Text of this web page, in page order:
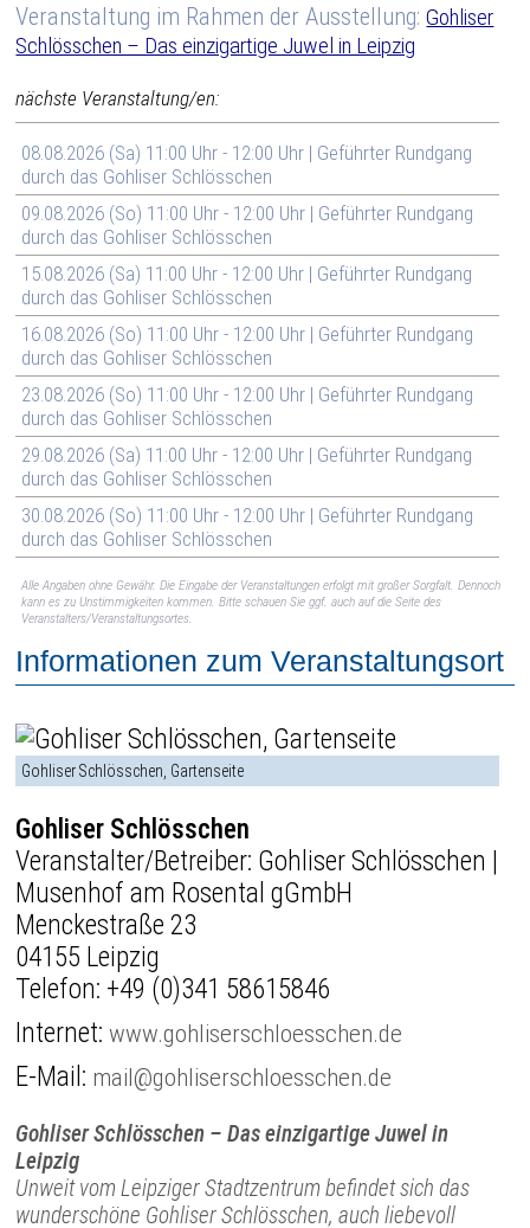
Veranstaltung im Rahmen der Ausstellung:Gohliser
Schlösschen – Das einzigartige Juwel in Leipzig
nächste Veranstaltung/en:
08.08.2026 (Sa) 11:00 Uhr - 12:00 Uhr | Geführter Rundgang
durch das Gohliser Schlösschen
09.08.2026 (So) 11:00 Uhr - 12:00 Uhr | Geführter Rundgang
durch das Gohliser Schlösschen
15.08.2026 (Sa) 11:00 Uhr - 12:00 Uhr | Geführter Rundgang
durch das Gohliser Schlösschen
16.08.2026 (So) 11:00 Uhr - 12:00 Uhr | Geführter Rundgang
durch das Gohliser Schlösschen
23.08.2026 (So) 11:00 Uhr - 12:00 Uhr | Geführter Rundgang
durch das Gohliser Schlösschen
29.08.2026 (Sa) 11:00 Uhr - 12:00 Uhr | Geführter Rundgang
durch das Gohliser Schlösschen
30.08.2026 (So) 11:00 Uhr - 12:00 Uhr | Geführter Rundgang
durch das Gohliser Schlösschen
Alle Angaben ohne Gewähr. Die Eingabe der Veranstaltungen erfolgt mit großer Sorgfalt. Dennoch
kann es zu Unstimmigkeiten kommen. Bitte schauen Sie ggf. auch auf die Seite des
Veranstalters/Veranstaltungsortes.
Informationen zum Veranstaltungsort
Gohliser Schlösschen, Gartenseite
Gohliser Schlösschen
Veranstalter/Betreiber: Gohliser Schlösschen |
Musenhof am Rosental gGmbH
Menckestraße 23
04155 Leipzig
Telefon: +49 (0)341 58615846
Internet:www.gohliserschloesschen.de
E-Mail: mail@gohliserschloesschen.de
Gohliser Schlösschen – Das einzigartige Juwel in
Leipzig
Unweit vom Leipziger Stadtzentrum befindet sich das
wunderschöne Gohliser Schlösschen, auch liebevoll